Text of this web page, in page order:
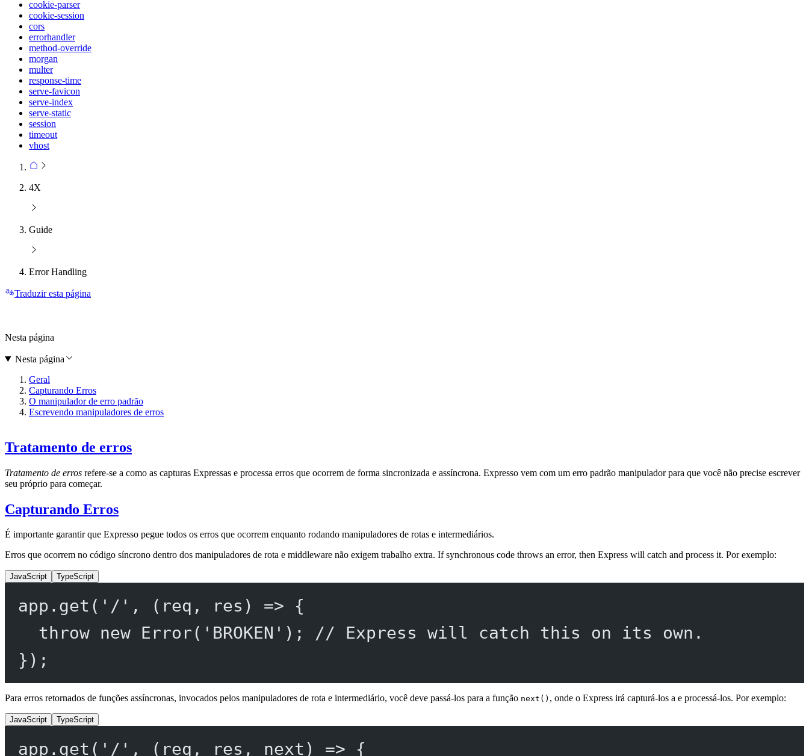
cookie-parser
cookie-session
cors
errorhandler
method-override
morgan
multer
response-time
serve-favicon
serve-index
serve-static
session
timeout
vhost
4X
Guide
Error Handling
Traduzir esta página
Tratamento de erros
Tratamento de erros refere-se a como as capturas Expressas e processa erros que ocorrem de forma sincronizada e assíncrona. Expresso vem com um erro padrão manipulador para que você não precise escrever
seu próprio para começar.
Capturando Erros
É importante garantir que Expresso pegue todos os erros que ocorrem enquanto rodando manipuladores de rotas e intermediários.
Erros que ocorrem no código síncrono dentro dos manipuladores de rota e middleware não exigem trabalho extra. If synchronous code throws an error, then Express will catch and process it. Por exemplo:
JavaScript TypeScript
app. get ( '/' , ( req , res ) => {
throw
new Error( 'BROKEN' );
// Express will catch this on its own.
});
Para erros retornados de funções assíncronas, invocados pelos manipuladores de rota e intermediário, você deve passá-los para a função next() , onde o Express irá capturá-los a e processá-los. Por exemplo:
JavaScript TypeScript
app. get ( '/' , ( req , res , next ) => {
Nesta página
Nesta página
Geral
Capturando Erros
O manipulador de erro padrão
Escrevendo manipuladores de erros